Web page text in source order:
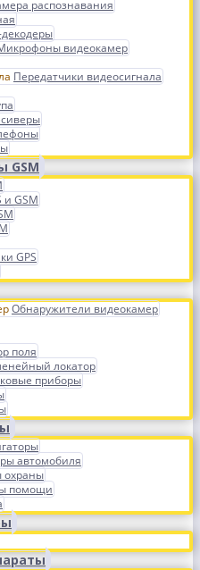
распознавания
видеокамер
Передатчики видеосигнала
GSM
и GSM
GPS
Обнаружители видеокамер
поля
локатор
приборы
автомобиля
охраны
помощи